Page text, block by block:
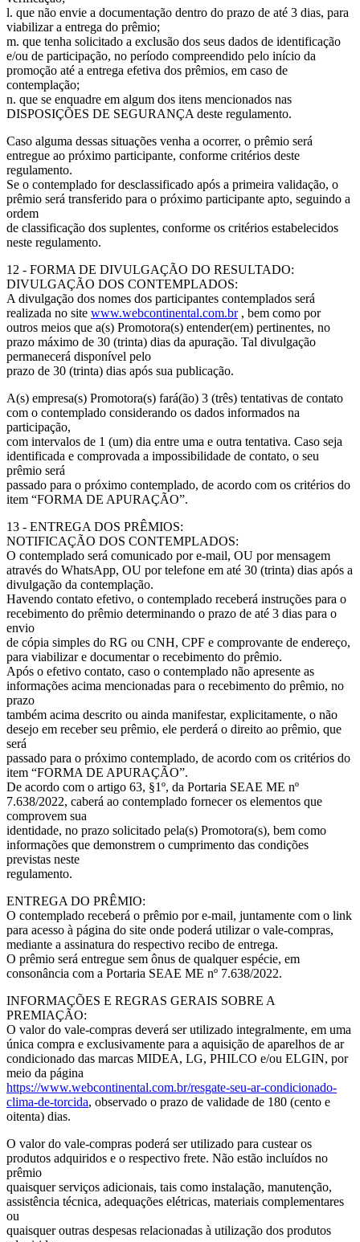
l. que não envie a documentação dentro do prazo de até 3 dias, para
viabilizar a entrega do prêmio;
m. que tenha solicitado a exclusão dos seus dados de identificação
e/ou de participação, no período compreendido pelo início da
promoção até a entrega efetiva dos prêmios, em caso de
contemplação;
n. que se enquadre em algum dos itens mencionados nas
DISPOSIÇÕES DE SEGURANÇA deste regulamento.
Caso alguma dessas situações venha a ocorrer, o prêmio será
entregue ao próximo participante, conforme critérios deste
regulamento.
Se o contemplado for desclassificado após a primeira validação, o
prêmio será transferido para o próximo participante apto, seguindo a
ordem
de classificação dos suplentes, conforme os critérios estabelecidos
neste regulamento.
12 - FORMA DE DIVULGAÇÃO DO RESULTADO:
DIVULGAÇÃO DOS CONTEMPLADOS:
A divulgação dos nomes dos participantes contemplados será
realizada no site www.webcontinental.com.br, bem como por
outros meios que a(s) Promotora(s) entender(em) pertinentes, no
prazo máximo de 30 (trinta) dias da apuração. Tal divulgação
permanecerá disponível pelo
prazo de 30 (trinta) dias após sua publicação.
A(s) empresa(s) Promotora(s) fará(ão) 3 (três) tentativas de contato
com o contemplado considerando os dados informados na
participação,
com intervalos de 1 (um) dia entre uma e outra tentativa. Caso seja
identificada e comprovada a impossibilidade de contato, o seu
prêmio será
passado para o próximo contemplado, de acordo com os critérios do
item “FORMA DE APURAÇÃO”.
13 - ENTREGA DOS PRÊMIOS:
NOTIFICAÇÃO DOS CONTEMPLADOS:
O contemplado será comunicado por e-mail, OU por mensagem
através do WhatsApp, OU por telefone em até 30 (trinta) dias após a
divulgação da contemplação.
Havendo contato efetivo, o contemplado receberá instruções para o
recebimento do prêmio determinando o prazo de até 3 dias para o
envio
de cópia simples do RG ou CNH, CPF e comprovante de endereço,
para viabilizar e documentar o recebimento do prêmio.
Após o efetivo contato, caso o contemplado não apresente as
informações acima mencionadas para o recebimento do prêmio, no
prazo
também acima descrito ou ainda manifestar, explicitamente, o não
desejo em receber seu prêmio, ele perderá o direito ao prêmio, que
será
passado para o próximo contemplado, de acordo com os critérios do
item “FORMA DE APURAÇÃO”.
De acordo com o artigo 63, §1º, da Portaria SEAE ME nº
7.638/2022, caberá ao contemplado fornecer os elementos que
comprovem sua
identidade, no prazo solicitado pela(s) Promotora(s), bem como
informações que demonstrem o cumprimento das condições
previstas neste
regulamento.
ENTREGA DO PRÊMIO:
O contemplado receberá o prêmio por e-mail, juntamente com o link
para acesso à página do site onde poderá utilizar o vale-compras,
mediante a assinatura do respectivo recibo de entrega.
O prêmio será entregue sem ônus de qualquer espécie, em
consonância com a Portaria SEAE ME nº 7.638/2022.
INFORMAÇÕES E REGRAS GERAIS SOBRE A
PREMIAÇÃO:
O valor do vale-compras deverá ser utilizado integralmente, em uma
única compra e exclusivamente para a aquisição de aparelhos de ar
condicionado das marcas MIDEA, LG, PHILCO e/ou ELGIN, por
meio da página
https://www.webcontinental.com.br/resgate-seu-ar-condicionado-
clima-de-torcida, observado o prazo de validade de 180 (cento e
oitenta) dias.
O valor do vale-compras poderá ser utilizado para custear os
produtos adquiridos e o respectivo frete. Não estão incluídos no
prêmio
quaisquer serviços adicionais, tais como instalação, manutenção,
assistência técnica, adequações elétricas, materiais complementares
ou
quaisquer outras despesas relacionadas à utilização dos produtos